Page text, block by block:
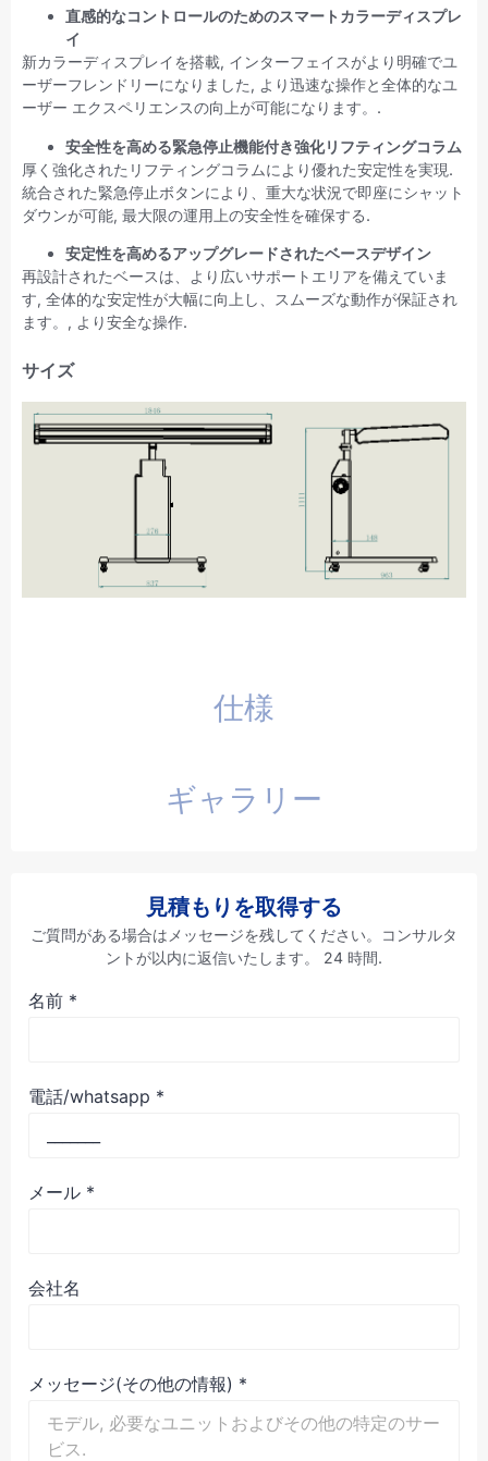
仕様
ギャラリー
直感的なコントロールのためのスマートカラーディスプレ
イ
新カラーディスプレイを搭載, インターフェイスがより明確でユ
ーザーフレンドリーになりました, より迅速な操作と全体的なユ
ーザー エクスペリエンスの向上が可能になります。.
安全性を高める緊急停止機能付き強化リフティングコラム
厚く強化されたリフティングコラムにより優れた安定性を実現.
統合された緊急停止ボタンにより、重大な状況で即座にシャット
ダウンが可能, 最大限の運用上の安全性を確保する.
安定性を高めるアップグレードされたベースデザイン
再設計されたベースは、より広いサポートエリアを備えていま
す, 全体的な安定性が大幅に向上し、スムーズな動作が保証され
ます。, より安全な操作.
サイズ
見積もりを取得する
ご質問がある場合はメッセージを残してください。コンサルタ
ントが以内に返信いたします。 24 時間.
名前 *
電話/whatsapp *
メール *
会社名
メッセージ(その他の情報) *